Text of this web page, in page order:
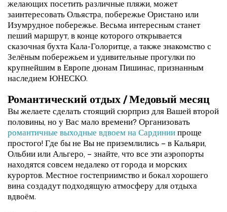
желающих посетить различные пляжи, может
заинтересовать Ольястра, побережье Ористано или
Изумрудное побережье. Весьма интересным станет
пеший маршрут, в конце которого открывается
сказочная бухта Кала-Голоритце, а также знакомство с
Зелёным побережьем и удивительные прогулки по
крупнейшим в Европе дюнам Пишинас, признанным
наследием ЮНЕСКО.
Романтический отдых / Медовый месяц
Вы желаете сделать стоящий сюрприз для Вашей второй
половины, но у Вас мало времени? Организовать
романтичные выходные вдвоем на Сардинии проще
простого! Где бы не Вы не приземлились – в Кальяри,
Ольбии или Альгеро, – знайте, что все эти аэропорты
находятся совсем недалеко от города и морских
курортов. Местное гостеприимство и бокал хорошего
вина создадут подходящую атмосферу для отдыха
вдвоём.